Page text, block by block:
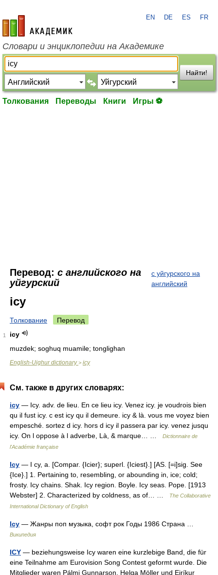
academic.ru
EN DE ES FR
Словари и энциклопедии на Академике
Найти!
Толкования Переводы Книги Игры ⚽
Перевод: с английского на
уйгурский
с уйгурского на
английский
icy
Толкование Перевод
1
icy
muzdek; soghuq muamile; tonglighan
English-Uighur dictionary> icy
См. также в других словарях:
icy — Icy. adv. de lieu. En ce lieu icy. Venez icy. je voudrois bien
qu il fust icy. c est icy qu il demeure. icy & là. vous me voyez bien
empesché. sortez d icy. hors d icy il passera par icy. venez jusqu
icy. On l oppose à l adverbe, Là, & marque… …
Dictionnaire de
l'Académie française
Icy — I cy, a. [Compar. {Icier}; superl. {Iciest}.] [AS. [=i]sig. See
{Ice}.] 1. Pertaining to, resembling, or abounding in, ice; cold;
frosty. Icy chains. Shak. Icy region. Boyle. Icy seas. Pope. [1913
Webster] 2. Characterized by coldness, as of… …
The Collaborative
International Dictionary of English
Icy — Жанры поп музыка, софт рок Годы 1986 Страна …
Википедия
ICY — beziehungsweise Icy waren eine kurzlebige Band, die für
eine Teilnahme am Eurovision Song Contest geformt wurde. Die
Mitglieder waren Pálmi Gunnarson, Helga Möller und Eiríkur